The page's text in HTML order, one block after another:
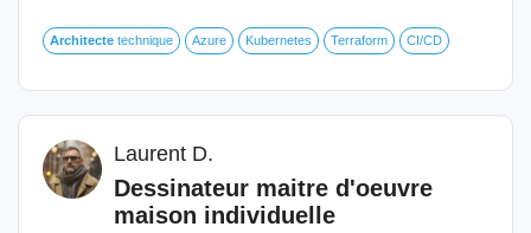
Architecte technique Azure Kubernetes Terraform CI/CD
Laurent D.
Dessinateur maitre d'oeuvre
maison individuelle